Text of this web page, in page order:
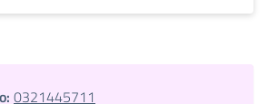
0321445711